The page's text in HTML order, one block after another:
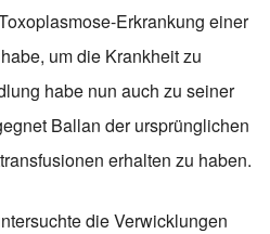
Erkrankung einer
um die Krankheit zu
habe nun auch zu seiner
Ballan der ursprünglichen
erhalten zu haben.
die Verwicklungen